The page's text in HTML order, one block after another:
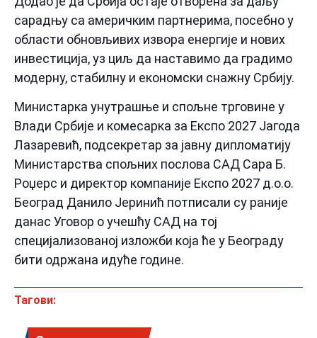
сарадњу са америчким партнерима, посебно у
области обновљивих извора енергије и нових
инвестиција, уз циљ да наставимо да градимо
модерну, стабилну и економски снажну Србију.
Министарка унутрашње и спољне трговине у
Влади Србије и комесарка за Експо 2027 Јагода
Лазаревић, подсекретар за јавну дипломатију
Министарства спољних послова САД Сара Б.
Роџерс и директор компаније Експо 2027 д.о.о.
Београд Данило Јеринић потписали су раније
данас Уговор о учешћу САД на тој
специјализованој изложби која ће у Београду
бити одржана идуће године.
Тагови: